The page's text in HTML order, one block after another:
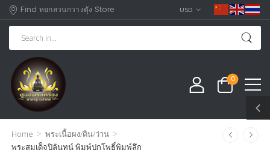
Find หยกสวนกวางตุัง Store USD
0
Home > พระเนื้อผง/ดิน/ว่าน >
พระสมเด็จปิลันทน์ พิมพ์ปกโพธิ์พิมพ์ลึก